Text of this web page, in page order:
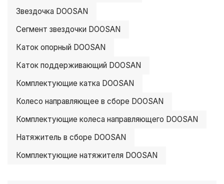
Звездочка DOOSAN
Сегмент звездочки DOOSAN
Каток опорный DOOSAN
Каток поддерживающий DOOSAN
Комплектующие катка DOOSAN
Колесо направляющее в сборе DOOSAN
Комплектующие колеса направляющего DOOSAN
Натяжитель в сборе DOOSAN
Комплектующие натяжителя DOOSAN